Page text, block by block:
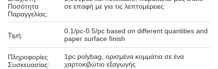
Ποσότητα
Παραγγελίας:
σε επαφή με για τις λεπτομέρειες
Τιμή:
0.1/pc-0.5/pc based on different quantities and
paper surface finish
Πληροφορίες
Συσκευασίας:
1pc polybag, ορισμένα κομμάτια σε ένα
χαρτοκιβώτιο εξαγωγής